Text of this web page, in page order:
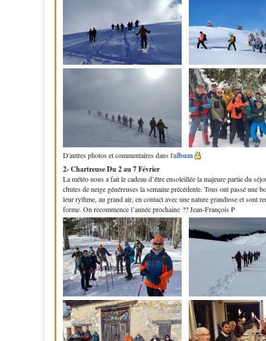
D'autres photos et commentaires dans l'album
2- ChartreuseDu 2 au 7 Février
La météo nous a fait le cadeau d’être ensoleillée la majeure partie du
chutes de neige généreuses la semaine précédente. Tous ont passé une
leur rythme, au grand air, en contact avec une nature grandiose et sont
forme. On recommence l’année prochaine ?? Jean-François P